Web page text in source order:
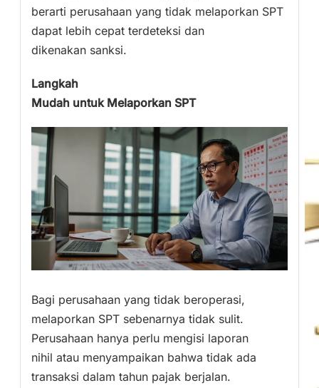
berarti perusahaan yang tidak melaporkan SPT
dapat lebih cepat terdeteksi dan
dikenakan sanksi.
Langkah
Mudah untuk Melaporkan SPT
Bagi perusahaan yang tidak beroperasi,
melaporkan SPT sebenarnya tidak sulit.
Perusahaan hanya perlu mengisi laporan
nihil atau menyampaikan bahwa tidak ada
transaksi dalam tahun pajak berjalan.